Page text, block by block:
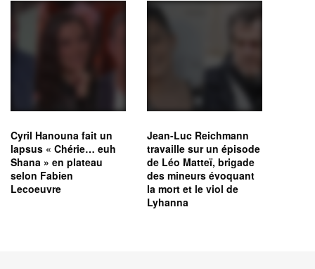
Cyril Hanouna fait un
lapsus « Chérie… euh
Shana » en plateau
selon Fabien
Lecoeuvre
Jean-Luc Reichmann
travaille sur un épisode
de Léo Matteï, brigade
des mineurs évoquant
la mort et le viol de
Lyhanna